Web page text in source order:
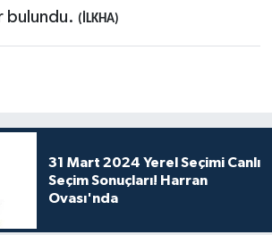
bulundu. (İLKHA)
31 Mart 2024 Yerel Seçimi Canlı
Seçim Sonuçları! Harran
Ovası'nda